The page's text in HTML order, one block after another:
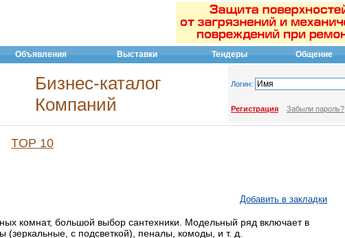
Объявления Выставки Тендеры Общение
Бизнес-каталог
Компаний
Логин:
Регистрация Забыли пароль?
TOP 10
Добавить в закладки
комнат, большой выбор сантехники. Модельный ряд включает в
с подсветкой), пеналы, комоды, и т. д.